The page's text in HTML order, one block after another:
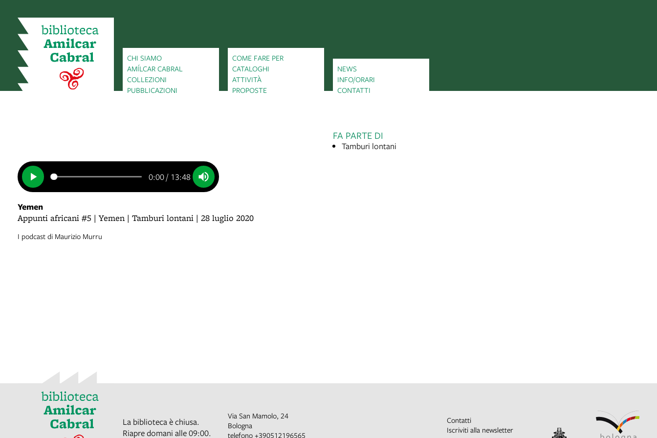
CHI SIAMO
AMÍLCAR CABRAL
COLLEZIONI
PUBBLICAZIONI
COME FARE PER
CATALOGHI
ATTIVITÀ
PROPOSTE
NEWS
INFO/ORARI
CONTATTI
0:00/ 13:48
Yemen
Appunti africani #5 | Yemen | Tamburi lontani | 28 luglio 2020
I podcast di Maurizio Murru
FA PARTE DI
Tamburi lontani
La biblioteca è chiusa.
Riapre domani alle 09:00.
Via San Mamolo, 24
Bologna
telefono +390512196565
Contatti
Iscriviti alla newsletter